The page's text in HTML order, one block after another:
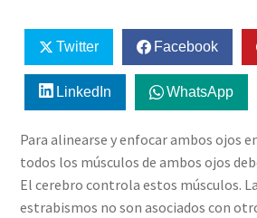
Twitter Facebook
LinkedIn WhatsApp
Para alinearse y enfocar ambos ojos
todos los músculos de ambos ojos
El cerebro controla estos músculos.
estrabismos no son asociados con